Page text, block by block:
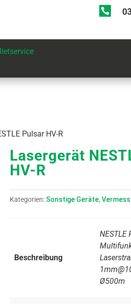

Pulsar HV-R
Lasergerät
HV-R
Kategorien: Sonstige Geräte,
Beschreibung
NESTLE
Ø500m